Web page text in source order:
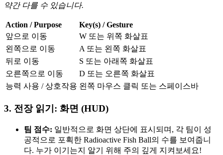
약간 다를 수 있습니다.
Action / Purpose
Key(s) / Gesture
앞으로 이동
W 또는 위쪽 화살표
왼쪽으로 이동
A 또는 왼쪽 화살표
뒤로 이동
S 또는 아래쪽 화살표
오른쪽으로 이동
D 또는 오른쪽 화살표
능력 사용 / 상호작용 왼쪽 마우스 클릭 또는 스페이스바
3. 전장 읽기: 화면 (HUD)
팀 점수: 일반적으로 화면 상단에 표시되며, 각 팀이 성
공적으로 포획한 Radioactive Fish Ball의 수를 보여줍니
다. 누가 이기는지 알기 위해 주의 깊게 지켜보세요!